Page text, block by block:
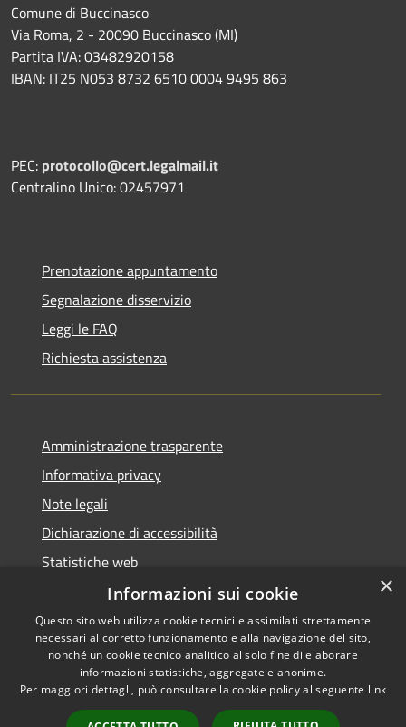
Comune di Buccinasco
Via Roma, 2 - 20090 Buccinasco (MI)
Partita IVA: 03482920158
IBAN: IT25 N053 8732 6510 0004 9495 863
PEC: protocollo@cert.legalmail.it
Centralino Unico: 02457971
Prenotazione appuntamento
Segnalazione disservizio
Leggi le FAQ
Richiesta assistenza
Amministrazione trasparente
Informativa privacy
Note legali
Dichiarazione di accessibilità
Statistiche web
Accessibilità
Privacy
Copyright © 2026 • Comune di
Buccinasco • Powered by
Municipium•Accesso
redazione
×
Informazioni sui cookie
Questo sito web utilizza cookie tecnici e assimilati strettamente
necessari al corretto funzionamento e alla navigazione del sito,
nonché un cookie tecnico analitico al solo fine di elaborare
informazioni statistiche, aggregate e anonime.
Per maggiori dettagli, può consultare la cookie policy al seguente link